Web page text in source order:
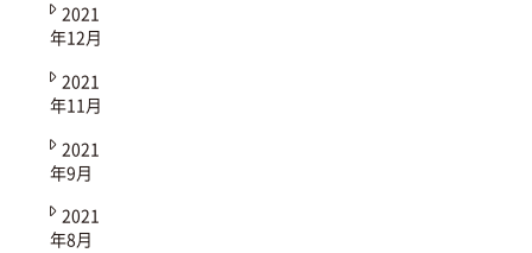
2021
年12月
2021
年11月
2021
年9月
2021
年8月